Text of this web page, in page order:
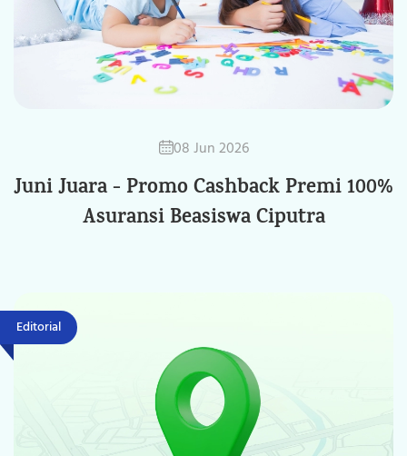
08 Jun 2026
Juni Juara - Promo Cashback Premi 100%
Asuransi Beasiswa Ciputra
Editorial